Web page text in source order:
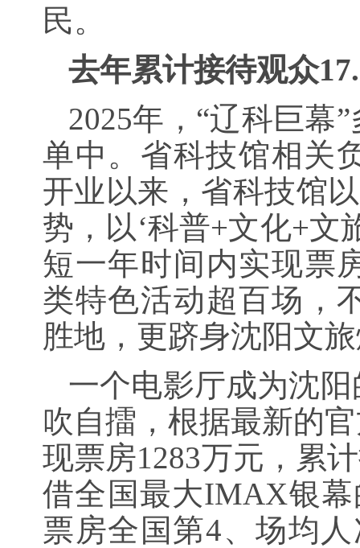
民。
去年累计接待观众
2025年，“辽科巨幕
单中。省科技馆相关
开业以来，省科技馆
势，以‘科普+文化+文
短一年时间内实现票
类特色活动超百场，
胜地，更跻身沈阳文
一个电影厅成为沈
吹自擂，根据最新的
现票房1283万元，累
借全国最大IMAX银
票房全国第4、场均